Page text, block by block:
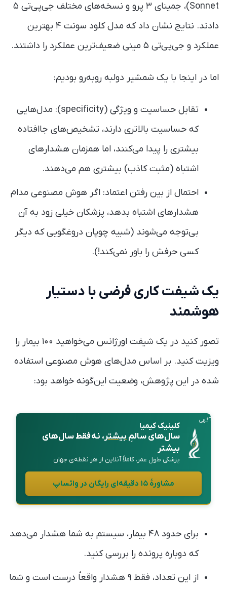
Sonnet)، جمینای ۳ پرو و نسخه‌های مختلف جی‌پی‌تی ۵
دادند. نتایج نشان داد که مدل کلود سونت ۴ بهترین
عملکرد و جی‌پی‌تی ۵ مینی ضعیف‌ترین عملکرد را داشتند.
اما در اینجا با یک شمشیر دولبه روبه‌رو بودیم:
تقابل حساسیت و ویژگی (specificity): مدل‌هایی
که حساسیت بالاتری دارند، تشخیص‌های جاافتاده
بیشتری را پیدا می‌کنند، اما همزمان هشدارهای
اشتباه (مثبت کاذب) بیشتری هم می‌دهند.
احتمال از بین رفتن اعتماد: اگر هوش مصنوعی مدام
هشدارهای اشتباه بدهد، پزشکان خیلی زود به آن
بی‌توجه می‌شوند (شبیه چوپان دروغگویی که دیگر
کسی حرفش را باور نمی‌کند!).
یک شیفت کاری فرضی با دستیار
هوشمند
تصور کنید در یک شیفت اورژانس می‌خواهید ۱۰۰ بیمار را
ویزیت کنید. بر اساس مدل‌های هوش مصنوعی استفاده
شده در این پژوهش، وضعیت این‌گونه خواهد بود:
آگهی
کلینیک کیمیا
سال‌های سالمِبیشتر، نه فقط سال‌های
بیشتر
پزشکی طول عمر، کاملاً آنلاین از هر نقطه‌ی جهان
مشاورهٔ ۱۵ دقیقه‌ای رایگان در واتساپ
برای حدود ۴۸ بیمار، سیستم به شما هشدار می‌دهد
که دوباره پرونده را بررسی کنید.
از این تعداد، فقط ۹ هشدار واقعاً درست است و شما